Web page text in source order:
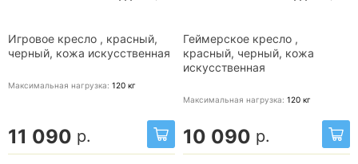
Игровое кресло , красный,
черный, кожа искусственная
Максимальная нагрузка: 120 кг
11 090 р.
Геймерское кресло ,
красный, черный, кожа
искусственная
Максимальная нагрузка: 120 кг
10 090 р.